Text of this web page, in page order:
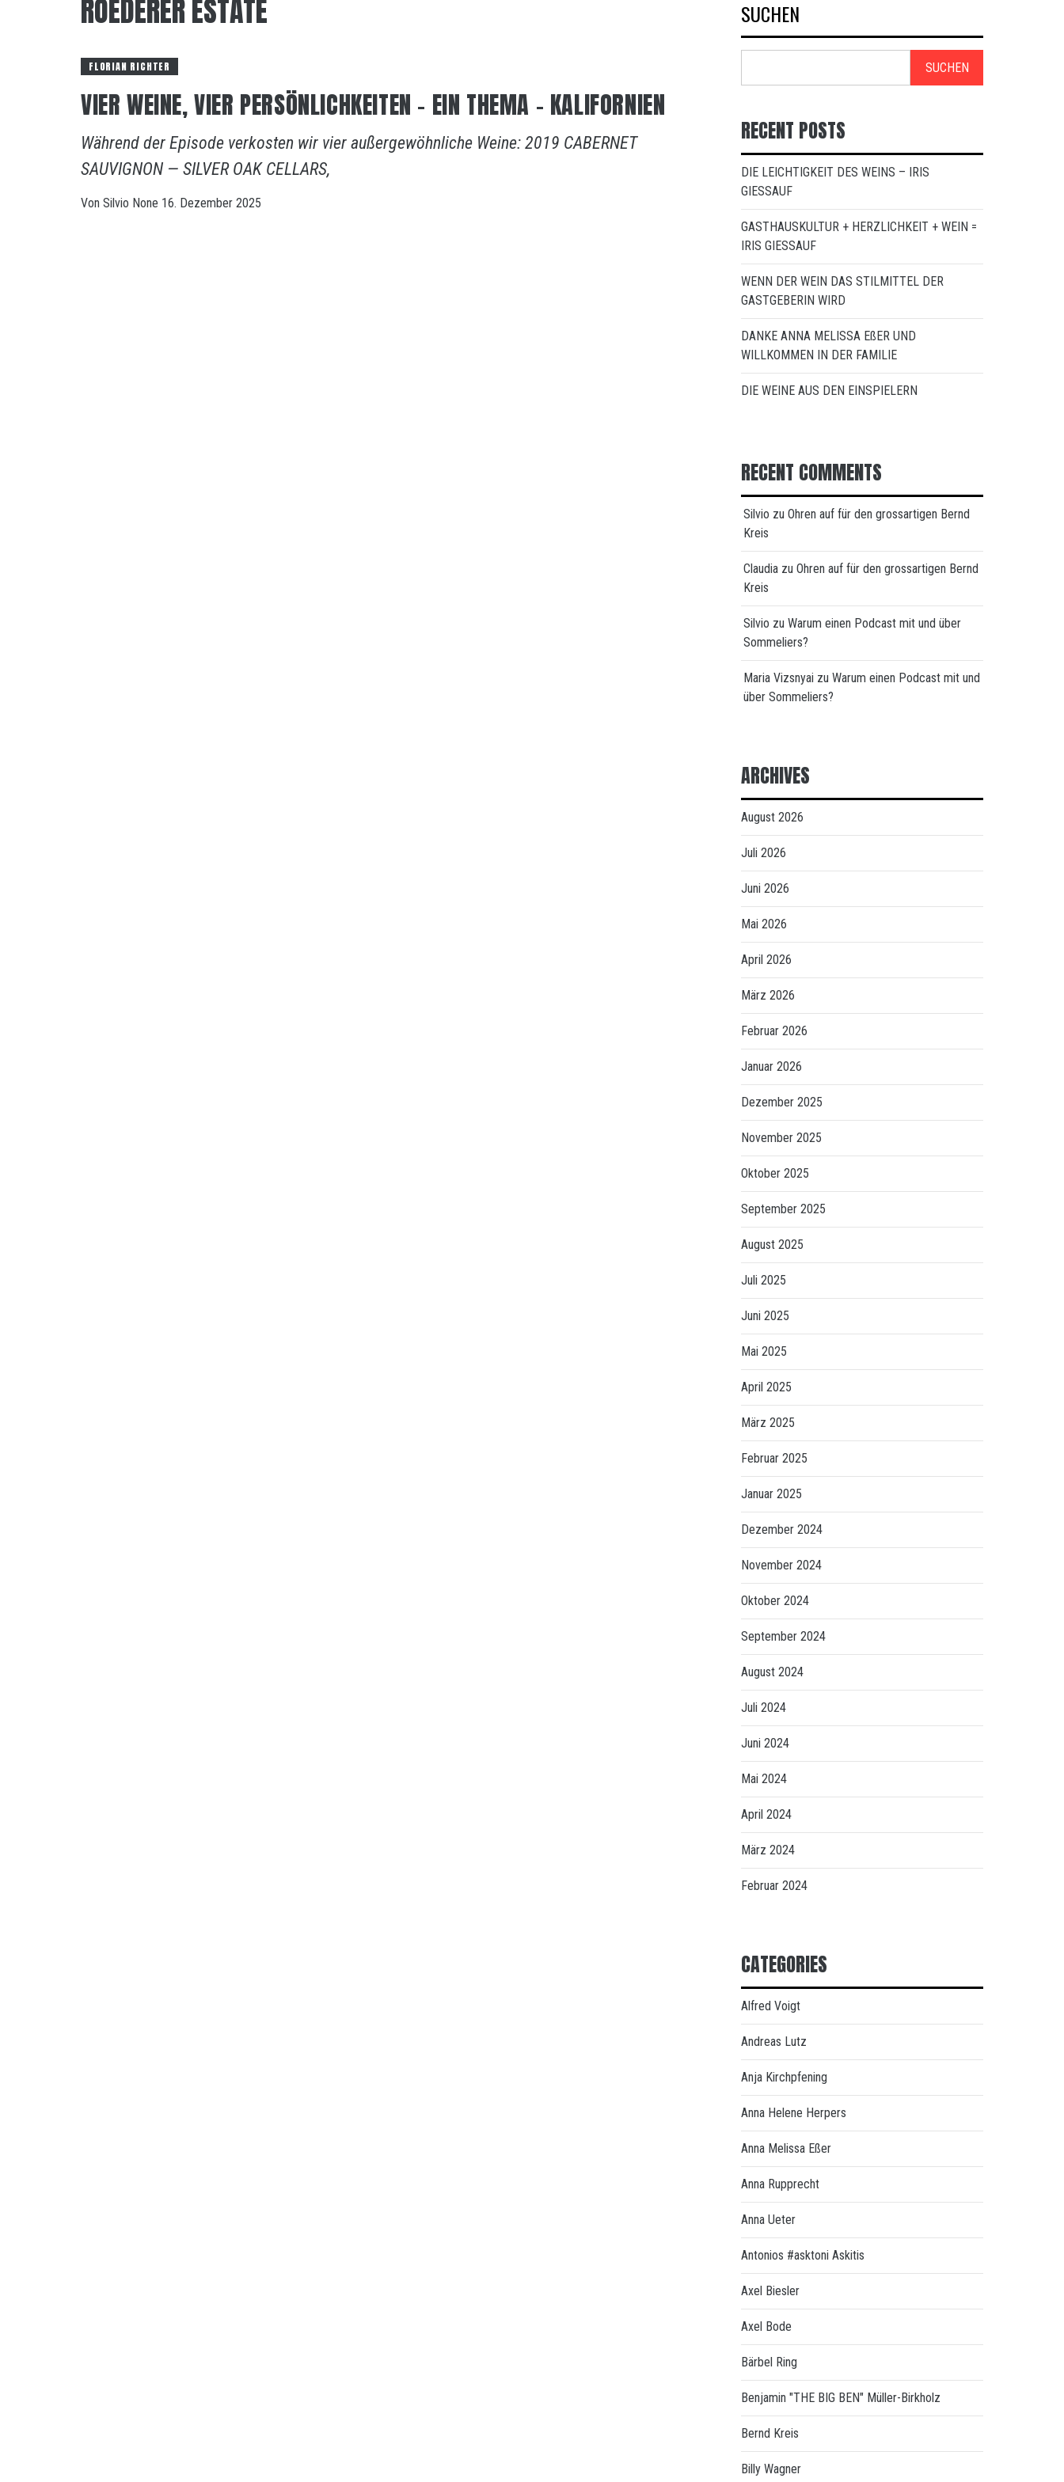
ROEDERER ESTATE
FLORIAN RICHTER
VIER WEINE, VIER PERSÖNLICHKEITEN – EIN THEMA – KALIFORNIEN
Während der Episode verkosten wir vier außergewöhnliche Weine: 2019 CABERNET
SAUVIGNON — SILVER OAK CELLARS,
Von Silvio None 16. Dezember 2025
SUCHEN
SUCHEN
RECENT POSTS
DIE LEICHTIGKEIT DES WEINS – IRIS
GIESSAUF
GASTHAUSKULTUR + HERZLICHKEIT + WEIN =
IRIS GIESSAUF
WENN DER WEIN DAS STILMITTEL DER
GASTGEBERIN WIRD
DANKE ANNA MELISSA EßER UND
WILLKOMMEN IN DER FAMILIE
DIE WEINE AUS DEN EINSPIELERN
RECENT COMMENTS
Silvio zu Ohren auf für den grossartigen Bernd
Kreis
Claudia zu Ohren auf für den grossartigen Bernd
Kreis
Silvio zu Warum einen Podcast mit und über
Sommeliers?
Maria Vizsnyai zu Warum einen Podcast mit und
über Sommeliers?
ARCHIVES
August 2026
Juli 2026
Juni 2026
Mai 2026
April 2026
März 2026
Februar 2026
Januar 2026
Dezember 2025
November 2025
Oktober 2025
September 2025
August 2025
Juli 2025
Juni 2025
Mai 2025
April 2025
März 2025
Februar 2025
Januar 2025
Dezember 2024
November 2024
Oktober 2024
September 2024
August 2024
Juli 2024
Juni 2024
Mai 2024
April 2024
März 2024
Februar 2024
CATEGORIES
Alfred Voigt
Andreas Lutz
Anja Kirchpfening
Anna Helene Herpers
Anna Melissa Eßer
Anna Rupprecht
Anna Ueter
Antonios #asktoni Askitis
Axel Biesler
Axel Bode
Bärbel Ring
Benjamin "THE BIG BEN" Müller-Birkholz
Bernd Kreis
Billy Wagner